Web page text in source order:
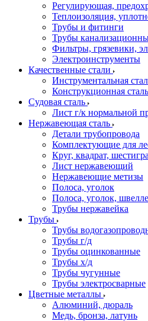
Регулирующая,
Теплоизоляция,
Трубы и фитинги
Трубы
Фильтры, грязевики,
Электроинструменты
Качественные стали
Инструментальная
Конструкционная сталь
Судовая сталь
Лист г/к нормальной
Нержавеющая сталь
Детали трубопровода
Комплектующие для
Круг, квадрат,
Лист нержавеющий
Нержавеющие метизы
Полоса, уголок
Полоса, уголок,
Трубы нержавейка
Трубы
Трубы
Трубы г/д
Трубы оцинкованные
Трубы х/д
Трубы чугунные
Трубы электросварные
Цветные металлы
Алюминий, дюраль
Медь, бронза, латунь